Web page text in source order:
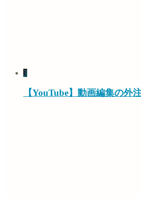
3
【YouTube】動画編集の